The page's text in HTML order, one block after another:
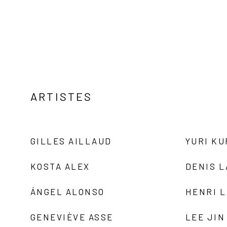
ARTISTES
GILLES AILLAUD
KOSTA ALEX
ÁNGEL ALONSO
GENEVIÈVE ASSE
YURI
DENIS
HENRI
LEE JIN